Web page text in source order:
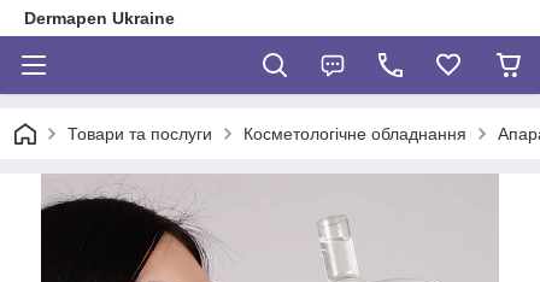
Dermapen Ukraine
Товари та послуги Косметологічне обладнання